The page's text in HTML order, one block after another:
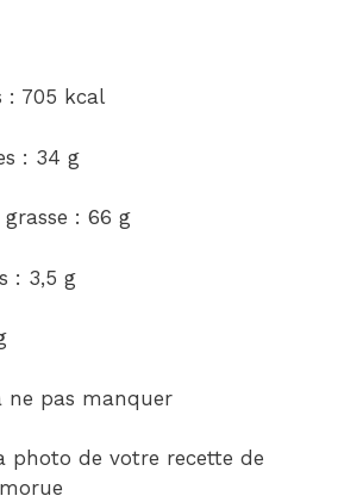
: 705 kcal
: 34 g
grasse : 66 g
: 3,5 g
ne pas manquer
photo de votre recette de